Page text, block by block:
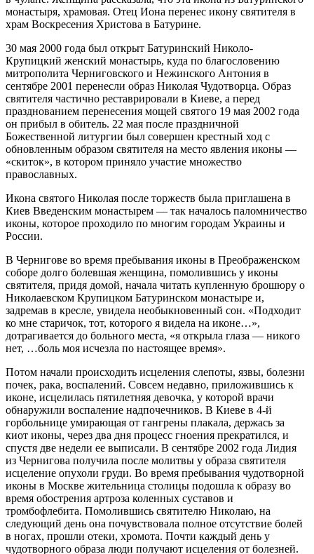
монастыря, храмовая. Отец Иона перенес икону святителя в
храм Воскресения Христова в Батурине.
30 мая 2000 года был открыт Батуринский Николо-
Крупицкий женский монастырь, куда по благословению
митрополита Черниговского и Нежинского Антония в
сентябре 2001 перенесли образ Николая Чудотворца. Образ
святителя частично реставрировали в Киеве, а перед
празднованием перенесения мощей святого 19 мая 2002 года
он прибыл в обитель. 22 мая после праздничной
Божественной литургии был совершен крестный ход с
обновленным образом святителя на место явления иконы —
«скиток», в котором приняло участие множество
православных.
Икона святого Николая после торжеств была приглашена в
Киев Введенским монастырем — так началось паломничество
иконы, которое проходило по многим городам Украины и
России.
В Чернигове во время пребывания иконы в Преображенском
соборе долго болевшая женщина, помолившись у иконы
святителя, придя домой, начала читать купленную брошюру о
Николаевском Крупицком Батуринском монастыре и,
задремав в кресле, увидела необыкновенный сон. «Подходит
ко мне старичок, тот, которого я видела на иконе…»,
дотрагивается до больного места, «я открыла глаза — никого
нет, …боль моя исчезла по настоящее время».
Потом начали происходить исцеления слепоты, язвы, болезни
почек, рака, воспалений. Совсем недавно, приложившись к
иконе, исцелилась пятилетняя девочка, у которой врачи
обнаружили воспаление надпочечников. В Киеве в 4-й
горбольнице умирающая от гангрены плакала, держась за
киот иконы, через два дня процесс гноения прекратился, и
спустя две недели ее выписали. В сентябре 2002 года Лидия
из Чернигова получила после молитвы у образа святителя
исцеление опухоли груди. Во время пребывания чудотворной
иконы в Москве жительница столицы подошла к образу во
время обострения артроза коленных суставов и
тромбофлебита. Помолившись святителю Николаю, на
следующий день она почувствовала полное отсутствие болей
в ногах, прошли отеки, хромота. Почти каждый день у
чудотворного образа люди получают исцеления от болезней.